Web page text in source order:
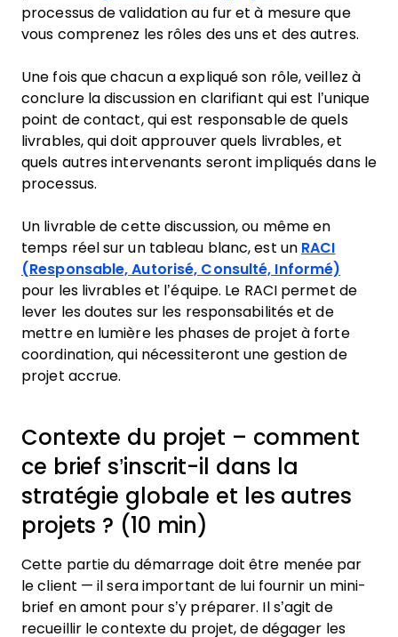
processus de validation au fur et à mesure que
vous comprenez les rôles des uns et des autres.
Une fois que chacun a expliqué son rôle, veillez à
conclure la discussion en clarifiant qui est l’unique
point de contact, qui est responsable de quels
livrables, qui doit approuver quels livrables, et
quels autres intervenants seront impliqués dans le
processus.
Un livrable de cette discussion, ou même en
temps réel sur un tableau blanc, est un RACI
(Responsable, Autorisé, Consulté, Informé)
pour les livrables et l’équipe. Le RACI permet de
lever les doutes sur les responsabilités et de
mettre en lumière les phases de projet à forte
coordination, qui nécessiteront une gestion de
projet accrue.
Contexte du projet – comment
ce brief s’inscrit-il dans la
stratégie globale et les autres
projets ? (10 min)
Cette partie du démarrage doit être menée par
le client — il sera important de lui fournir un mini-
brief en amont pour s’y préparer. Il s’agit de
recueillir le contexte du projet, de dégager les